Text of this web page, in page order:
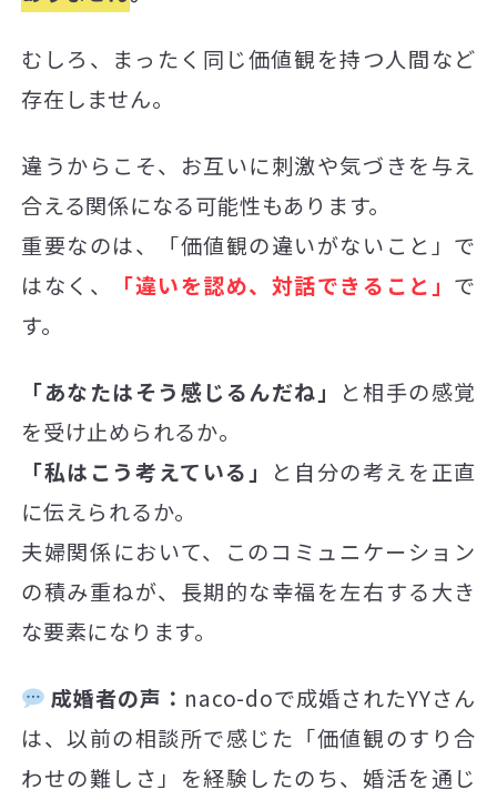
むしろ、まったく同じ価値観を持つ人間など
存在しません。
違うからこそ、お互いに刺激や気づきを与え
合える関係になる可能性もあります。
重要なのは、「価値観の違いがないこと」で
はなく、
「違いを認め、対話できること」 で
す。
「あなたはそう感じるんだね」
と相手の感覚
を受け止められるか。
「私はこう考えている」
と自分の考えを正直
に伝えられるか。
夫婦関係において、このコミュニケーション
の積み重ねが、長期的な幸福を左右する大き
な要素になります。
成婚者の声： naco-doで成婚されたYYさん
は、以前の相談所で感じた「価値観のすり合
わせの難しさ」を経験したのち、婚活を通じ